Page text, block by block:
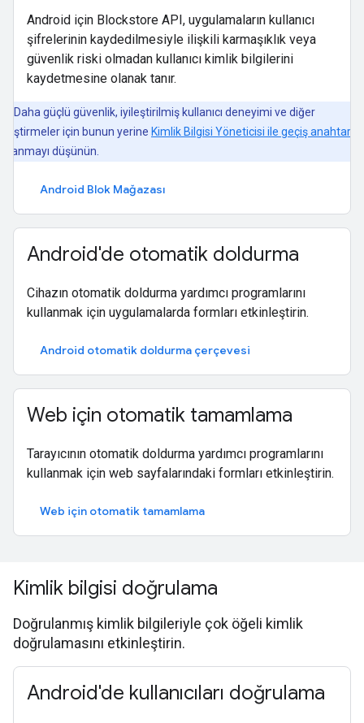
Android için Blockstore API, uygulamaların kullanıcı
şifrelerinin kaydedilmesiyle ilişkili karmaşıklık veya
güvenlik riski olmadan kullanıcı kimlik bilgilerini
kaydetmesine olanak tanır.
Daha güçlü güvenlik, iyileştirilmiş kullanıcı deneyimi ve diğer
için bunun yerine Kimlik Bilgisi Yöneticisi ile geçiş
düşünün.
Android Blok Mağazası
Android'de otomatik doldurma
Cihazın otomatik doldurma yardımcı programlarını
kullanmak için uygulamalarda formları etkinleştirin.
Android otomatik doldurma çerçevesi
Web için otomatik tamamlama
Tarayıcının otomatik doldurma yardımcı programlarını
kullanmak için web sayfalarındaki formları etkinleştirin.
Web için otomatik tamamlama
Kimlik bilgisi doğrulama
Doğrulanmış kimlik bilgileriyle çok öğeli kimlik
doğrulamasını etkinleştirin.
Android'de kullanıcıları doğrulama